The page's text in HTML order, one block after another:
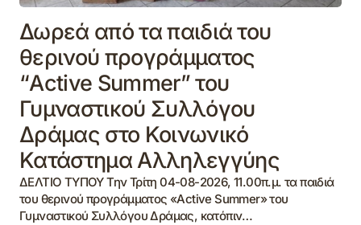
Δωρεά από τα παιδιά του
θερινού προγράμματος
“Active Summer” του
Γυμναστικού Συλλόγου
Δράμας στο Κοινωνικό
Κατάστημα Αλληλεγγύης
ΔΕΛΤΙΟ ΤΥΠΟΥ Την Τρίτη 04-08-2026, 11.00π.μ. τα παιδιά
του θερινού προγράμματος «Active Summer» του
Γυμναστικού Συλλόγου Δράμας, κατόπιν…